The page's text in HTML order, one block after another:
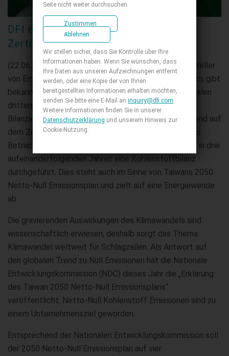
DFI erhält Treibhausgas-Bilanzierung
Zertifizierung, zielt auf Energiewende
(22.06.2022) DFI (2397), der weltweit führende Hersteller
von Embedded Motherboards und Industriecomputern, gibt
bekannt, dass das Unternehmen von einer internationalen
dritten Partei die ISO 14064-1 Zertifizierung für die
Bilanzierung von Treibhausgasen erhalten hat. Basierend auf
dem Ziel, die Erde zu schützen und einen nachhaltigen
Betrieb des Unternehmens zu gewährleisten, hat DFI in drei
aufeinanderfolgenden Jahren eine Kohlenstoffbilanz
durchgeführt. Dies steht auch im Sinne von Taiwans 2050
Netto-Null Emissionsplan und zielt auf eine Energiewende
ab.
Die gravierenden Auswirkungen des Klimawandels sind
wissenschaftlich erwiesen, deshalb sorgt das Thema
Klimawandel weltweit für Schlagzeilen. Als Antwort auf
den globalen Trend zu Null Emissionen hat die Nationale
Entwicklungskommission (NDC) dieses Jahr die „Erklärung
des Taiwan 2050 Netto-Null Emissionsplans“
veröffentlicht. Netto-Null Kohlenstoff Emissionen sind zu
einem Unternehmensziel geworden.
Entsprechend der Nationalen Entwicklungskommission soll
der 2050 Netto-Null Emissionsplan auf vier
Seite nicht weiter durchsuchen.
Zustimmen
Ablehnen
Wir stellen sicher, dass Sie Kontrolle über Ihre
Informationen haben. Wenn Sie wünschen, dass
Ihre Daten aus unseren Aufzeichnungen entfernt
werden, oder eine Kopie der von Ihnen
bereitgestellten Informationen erhalten möchten,
senden Sie bitte eine E-Mail an inquiry@dfi.com
Weitere Informationen finden Sie in unserer
Datenschutzerklärung und unserem Hinweis zur
Cookie-Nutzung.